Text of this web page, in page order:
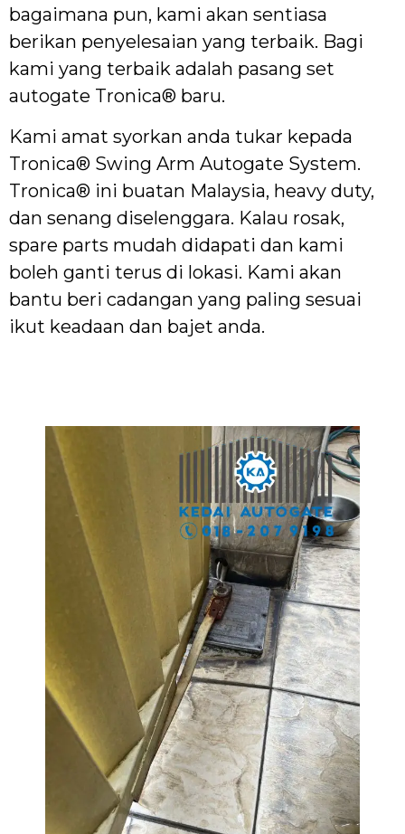
bagaimana pun, kami akan sentiasa
berikan penyelesaian yang terbaik. Bagi
kami yang terbaik adalah pasang set
autogate Tronica® baru.
Kami amat syorkan anda tukar kepada
Tronica® Swing Arm Autogate System.
Tronica® ini buatan Malaysia, heavy duty,
dan senang diselenggara. Kalau rosak,
spare parts mudah didapati dan kami
boleh ganti terus di lokasi. Kami akan
bantu beri cadangan yang paling sesuai
ikut keadaan dan bajet anda.